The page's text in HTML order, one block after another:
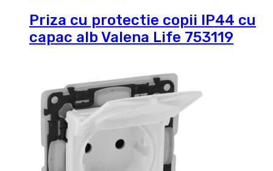
Priza cu protectie copii IP44 cu
capac alb Valena Life 753119